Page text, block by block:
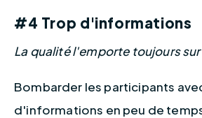
#4 Trop d'informations
La qualité l'emporte toujours
Bombarder les participants
d'informations en peu de